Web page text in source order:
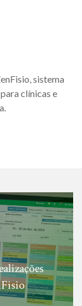
sistema
clínicas e